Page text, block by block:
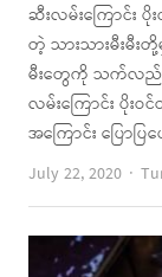
ဆီးလမ်းကြောင်း
တဲ့ သားသားမီးမီး
မီးတွေကို သက်လည်း
လမ်းကြောင်း ပို
အကြောင်း ပြောပြ
July 22, 2020